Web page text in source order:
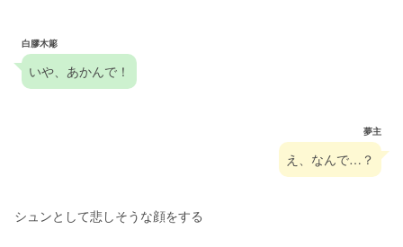
白膠木簓
いや、あかんで！
夢主
え、なんで…？
シュンとして悲しそうな顔をする